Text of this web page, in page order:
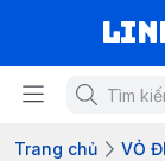
Trang chủ VỎ